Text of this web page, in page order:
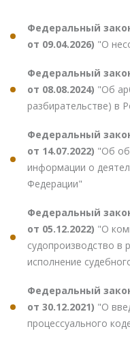
Федеральный
от 09.04.2026) "О
Федеральный
от 08.08.2024) "Об
разбирательстве) в
Федеральный
от 14.07.2022) "Об
информации о
Федерации"
Федеральный
от 05.12.2022) "О
судопроизводство в
исполнение
Федеральный
от 30.12.2021) "О
процессуального